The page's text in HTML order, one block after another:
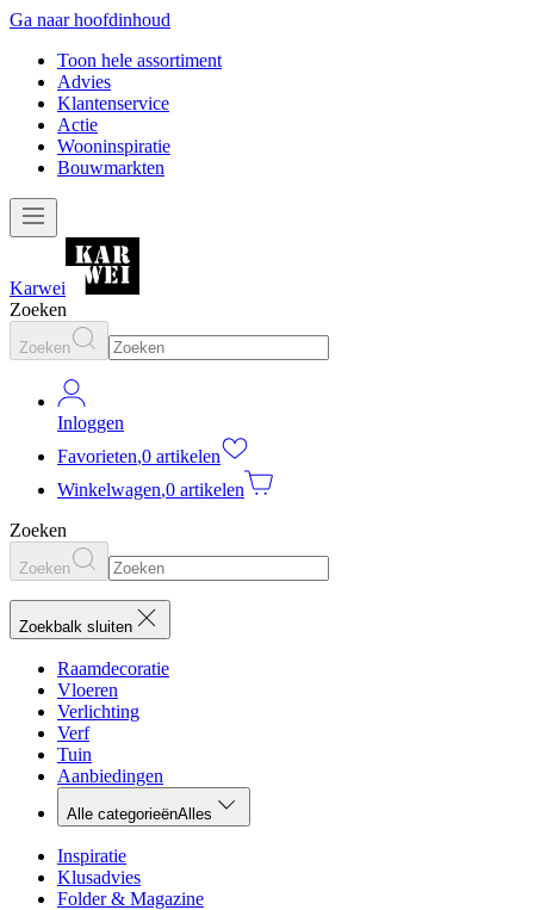
Ga naar hoofdinhoud
Toon hele assortiment
Advies
Klantenservice
Actie
Wooninspiratie
Bouwmarkten
Karwei
Zoeken
Zoeken
Inloggen
Favorieten,0 artikelen
Winkelwagen,0 artikelen
Zoeken
Zoeken
Zoekbalk sluiten
Raamdecoratie
Vloeren
Verlichting
Verf
Tuin
Aanbiedingen
Alle categorieënAlles
Inspiratie
Klusadvies
Folder & Magazine